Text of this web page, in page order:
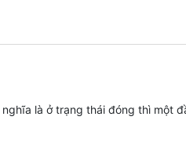
là ở trạng thái đóng thì một